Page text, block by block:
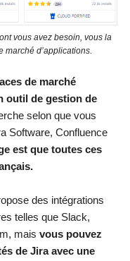
vous avez besoin, vous la
marché d’applications.
de marché
outil de gestion de
selon que vous
Software, Confluence
est que toutes ces
des intégrations
telles que Slack,
mais vous pouvez
de Jira avec une